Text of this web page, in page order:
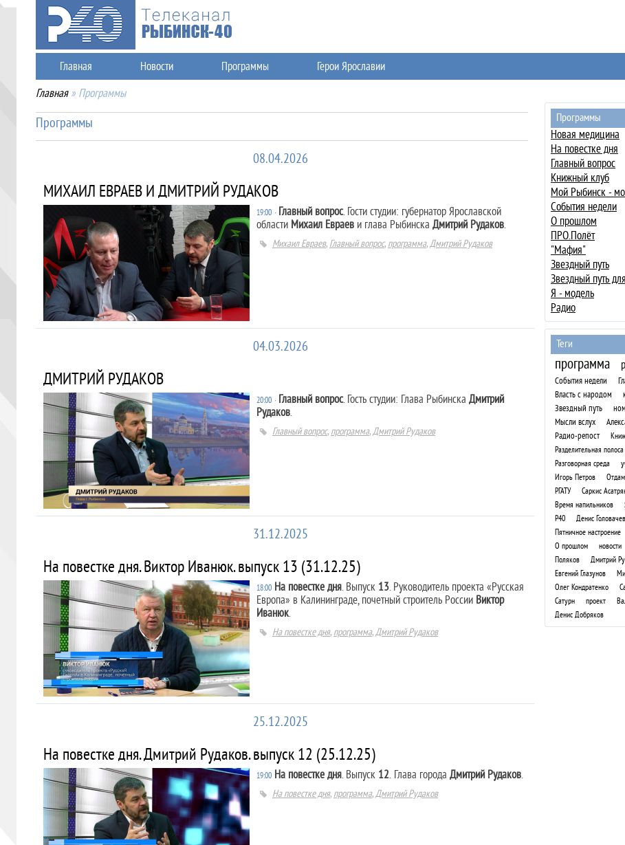
Главная Новости Программы Герои Ярославии
Главная » Программы
Программы
Новая медицина
На повестке дня
Главный вопрос
Книжный клуб
Мой Рыбинск -
События недели
О прошлом
ПРО.Полёт
"Мафия"
Звездный путь
Звездный путь
Я - модель
Радио
Теги
программа
События недели
Власть с народом
Звездный путь
Мысли вслух
Радио-репост
Разделительная полоса
Разговорная среда
Игорь Петров
РГАТУ
Саркис
Время напильников
Р40
Денис Головачев
Пятничное настроение
О прошлом
новости
Поляков
Дмитрий
Евгений Глазунов
Олег Кондратенко
Сатурн
проект
Денис Добряков
Программы
08.04.2026
МИХАИЛ ЕВРАЕВ И ДМИТРИЙ РУДАКОВ
19:00 ∙ Главный вопрос. Гости студии: губернатор Ярославской
области Михаил Евраев и глава Рыбинска Дмитрий Рудаков.
Михаил Евраев, Главный вопрос, программа,Дмитрий Рудаков
04.03.2026
ДМИТРИЙ РУДАКОВ
20:00 ∙ Главный вопрос. Гость студии: Глава Рыбинска Дмитрий
Рудаков.
Главный вопрос, программа,Дмитрий Рудаков
31.12.2025
На повестке дня. Виктор Иванюк. выпуск 13 (31.12.25)
18:00 На повестке дня. Выпуск 13. Руководитель проекта «Русская
Европа» в Калининграде, почетный строитель России Виктор
Иванюк.
На повестке дня, программа,Дмитрий Рудаков
25.12.2025
На повестке дня. Дмитрий Рудаков. выпуск 12 (25.12.25)
19:00 На повестке дня. Выпуск 12. Глава города Дмитрий Рудаков.
На повестке дня, программа,Дмитрий Рудаков